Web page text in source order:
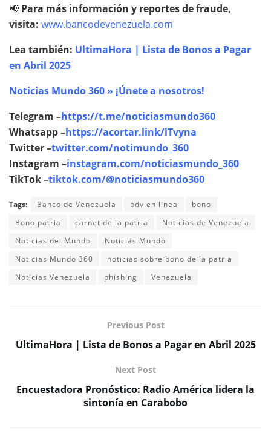
📢 Para más información y reportes de fraude,
visita: www.bancodevenezuela.com
Lea también: UltimaHora | Lista de Bonos a Pagar
en Abril 2025
Noticias Mundo 360 » ¡Únete a nosotros!
Telegram –https://t.me/noticiasmundo360
Whatsapp –https://acortar.link/lTvyna
Twitter –twitter.com/notimundo_360
Instagram –instagram.com/noticiasmundo_360
TikTok –tiktok.com/@noticiasmundo360
Tags: Banco de Venezuela bdv en linea
bono
Bono patria
carnet de la patria
Noticias de Venezuela
Noticias del Mundo
Noticias Mundo
Noticias Mundo 360
noticias sobre bono de la patria
Noticias Venezuela
phishing Venezuela
Previous Post
UltimaHora | Lista de Bonos a Pagar en Abril 2025
Next Post
Encuestadora Pronóstico: Radio América lidera la
sintonía en Carabobo